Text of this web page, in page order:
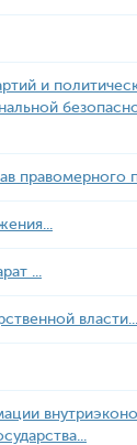
и
правомерного
...
власти...